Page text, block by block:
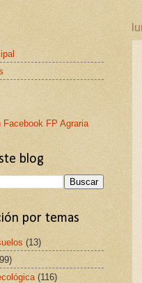
Facebook FP Agraria
blog
por temas
(13)
(116)